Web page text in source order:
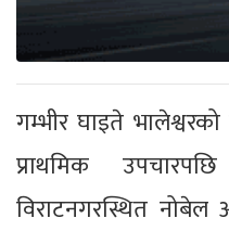
गम्भीर घाइते
प्राथमिक
विराटनगरस्थित नोबेल